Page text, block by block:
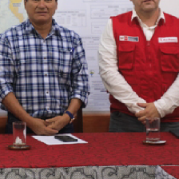
8 julio,
Más de
lograr
Perú